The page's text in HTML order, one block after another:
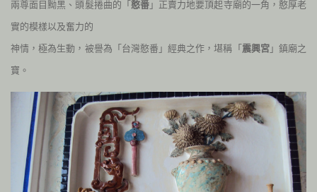
兩尊面目黝黑、頭髮捲曲的「憨番」正賣力地要頂起寺廟的一角，憨厚老
實的模樣以及奮力的
神情，極為生動，被譽為「台灣憨番」經典之作，堪稱「震興宮」鎮廟之
寶。